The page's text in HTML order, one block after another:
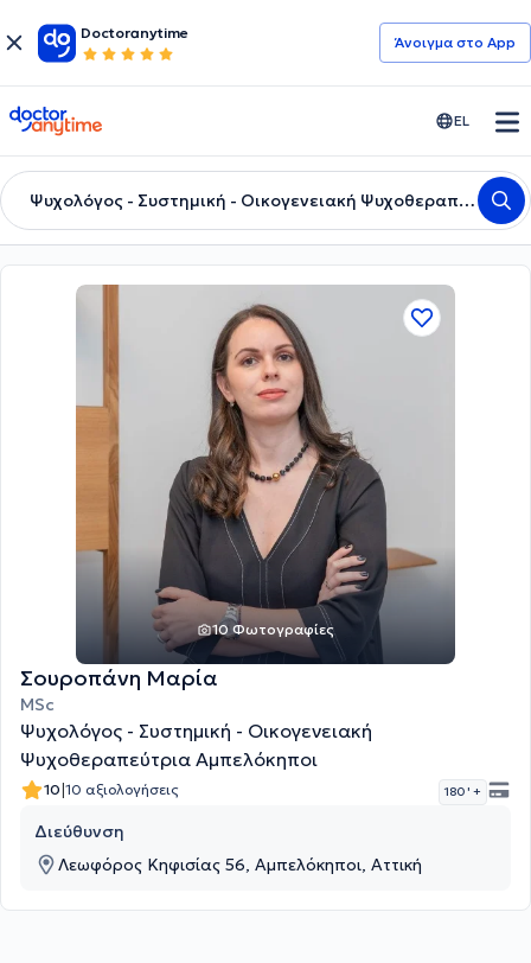
Doctoranytime
Άνοιγμα στο App
doctoranytime EL
Ψυχολόγος - Συστημική - Οικογενειακή Ψυχοθεραπεύτρια
10 Φωτογραφίες
Σουροπάνη Μαρία
MSc
Ψυχολόγος - Συστημική - Οικογενειακή
Ψυχοθεραπεύτρια Αμπελόκηποι
10|10 αξιολογήσεις 180 ' +
Διεύθυνση
Λεωφόρος Κηφισίας 56, Αμπελόκηποι, Αττική